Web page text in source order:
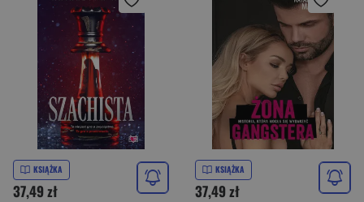
KSIĄŻKA
37,49 zł
KSIĄŻKA
37,49 zł